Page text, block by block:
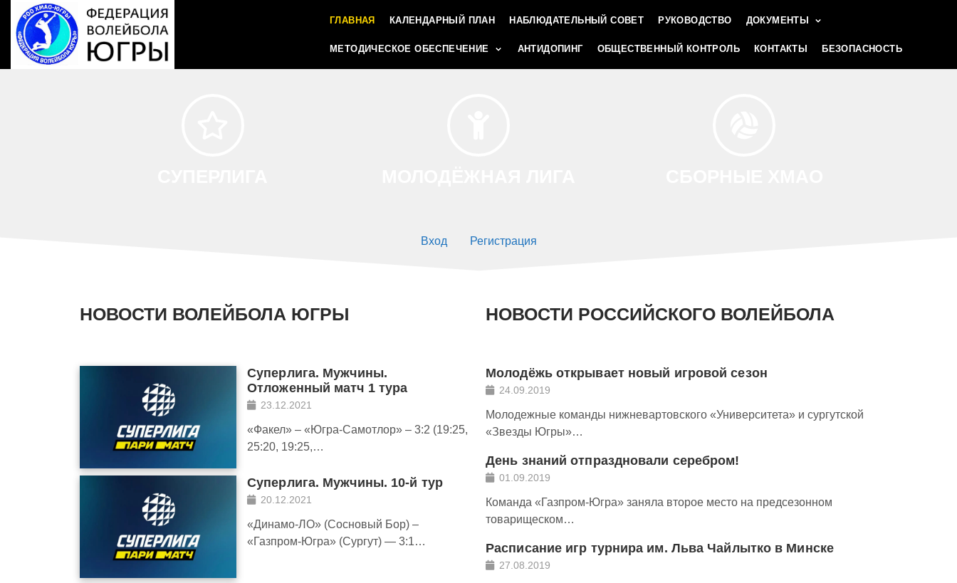
Перейти
к
содержимому
ГЛАВНАЯ КАЛЕНДАРНЫЙ ПЛАН НАБЛЮДАТЕЛЬНЫЙ СОВЕТ РУКОВОДСТВО ДОКУМЕНТЫ
МЕТОДИЧЕСКОЕ ОБЕСПЕЧЕНИЕ АНТИДОПИНГ ОБЩЕСТВЕННЫЙ КОНТРОЛЬ КОНТАКТЫ БЕЗОПАСНОСТЬ
Вход Регистрация
НОВОСТИ ВОЛЕЙБОЛА ЮГРЫ НОВОСТИ РОССИЙСКОГО ВОЛЕЙБОЛА
Суперлига. Мужчины.
Отложенный матч 1 тура
23.12.2021
«Факел» – «Югра-Самотлор» – 3:2 (19:25,
25:20, 19:25,…
Суперлига. Мужчины. 10-й тур
20.12.2021
«Динамо-ЛО» (Сосновый Бор) –
«Газпром-Югра» (Сургут) — 3:1…
Молодёжь открывает новый игровой сезон
24.09.2019
Молодежные команды нижневартовского «Университета» и сургутской
«Звезды Югры»…
День знаний отпраздновали серебром!
01.09.2019
Команда «Газпром-Югра» заняла второе место на предсезонном
товарищеском…
Расписание игр турнира им. Льва Чайлытко в Минске
27.08.2019